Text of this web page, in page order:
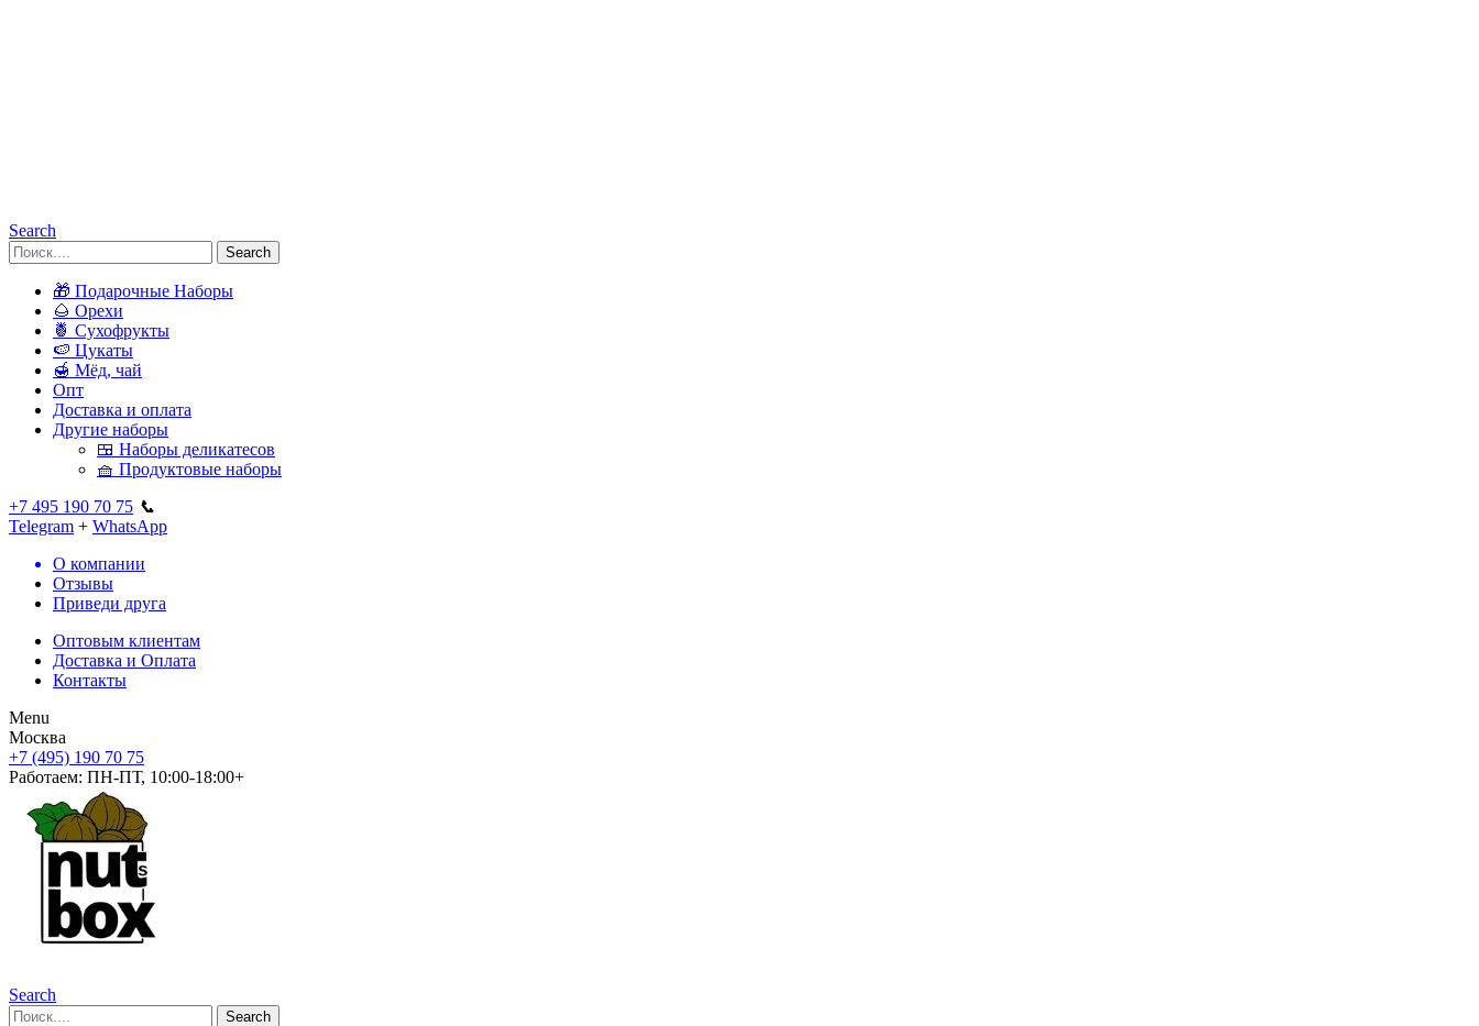
Search
Search
🎁 Подарочные Наборы
🌰 Орехи
🍍 Сухофрукты
🍉 Цукаты
🍯 Мёд, чай
Опт
Доставка и оплата
Другие наборы
🍱 Наборы деликатесов
🧺 Продуктовые наборы
+7 495 190 70 75 📞
Telegram + WhatsApp
О компании
Отзывы
Приведи друга
Оптовым клиентам
Доставка и Оплата
Контакты
Menu
Москва
+7 (495) 190 70 75
Работаем: ПН-ПТ, 10:00-18:00+
Search
Search